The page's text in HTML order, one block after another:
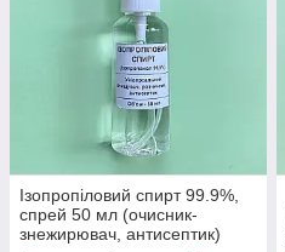
Ізопропіловий спирт 99.9%,
спрей 50 мл (очисник-
знежирювач, антисептик)